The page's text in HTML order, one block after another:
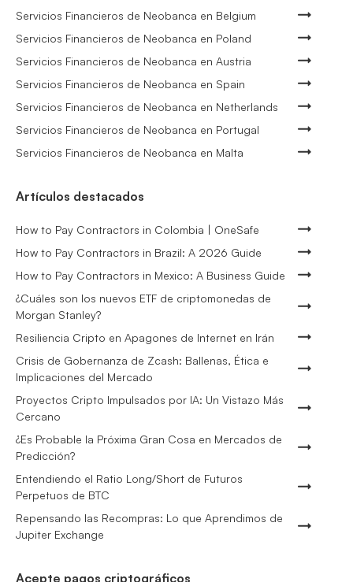
Servicios Financieros de Neobanca en Belgium
Servicios Financieros de Neobanca en Poland
Servicios Financieros de Neobanca en Austria
Servicios Financieros de Neobanca en Spain
Servicios Financieros de Neobanca en Netherlands
Servicios Financieros de Neobanca en Portugal
Servicios Financieros de Neobanca en Malta
Artículos destacados
How to Pay Contractors in Colombia | OneSafe
How to Pay Contractors in Brazil: A 2026 Guide
How to Pay Contractors in Mexico: A Business Guide
¿Cuáles son los nuevos ETF de criptomonedas de
Morgan Stanley?
Resiliencia Cripto en Apagones de Internet en Irán
Crisis de Gobernanza de Zcash: Ballenas, Ética e
Implicaciones del Mercado
Proyectos Cripto Impulsados por IA: Un Vistazo Más
Cercano
¿Es Probable la Próxima Gran Cosa en Mercados de
Predicción?
Entendiendo el Ratio Long/Short de Futuros
Perpetuos de BTC
Repensando las Recompras: Lo que Aprendimos de
Jupiter Exchange
Acepte pagos criptográficos